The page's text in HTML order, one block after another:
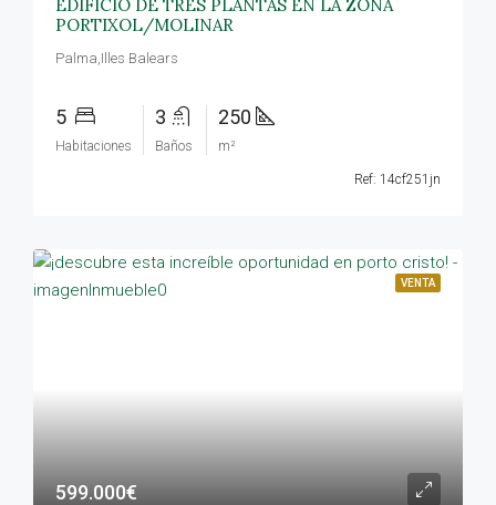
EDIFICIO DE TRES PLANTAS EN LA ZONA
PORTIXOL/MOLINAR
Palma,Illes Balears
5
Habitaciones
3
Baños
250
m²
Ref: 14cf251jn
VENTA
599.000€